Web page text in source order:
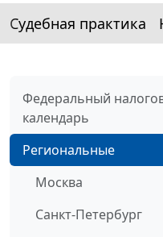
Судебная практика
Федеральный
календарь
Региональные
Москва
Санкт-Петербург